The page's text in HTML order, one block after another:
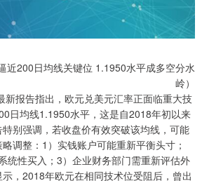
近200日均线关键位 1.1950水平成多空分水
岭）
新报告指出，欧元兑美元汇率正面临重大技
日均线1.1950水平，这是自2018年初以来
别强调，若收盘价有效突破该均线，可能
调整：1）实钱账户可能重新平衡头寸；
统性买入；3）企业财务部门需重新评估外
，2018年欧元在相同技术位受阻后，曾出